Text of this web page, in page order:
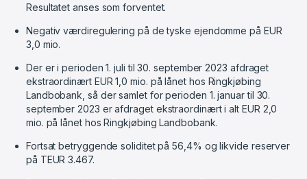
Resultatet anses som forventet.
Negativ værdiregulering på de tyske ejendomme på EUR
3,0 mio.
Der er i perioden 1. juli til 30. september 2023 afdraget
ekstraordinært EUR 1,0 mio. på lånet hos Ringkjøbing
Landbobank, så der samlet for perioden 1. januar til 30.
september 2023 er afdraget ekstraordinært i alt EUR 2,0
mio. på lånet hos Ringkjøbing Landbobank.
Fortsat betryggende soliditet på 56,4% og likvide reserver
på TEUR 3.467.